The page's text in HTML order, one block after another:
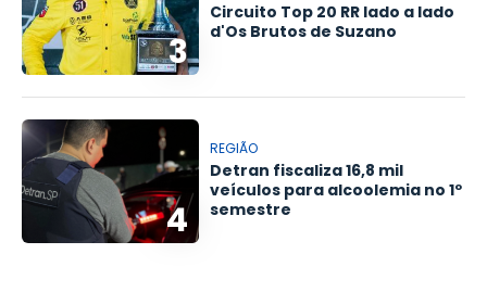
3
Circuito Top 20 RR lado a lado
d'Os Brutos de Suzano
4
REGIÃO
Detran fiscaliza 16,8 mil
veículos para alcoolemia no 1º
semestre